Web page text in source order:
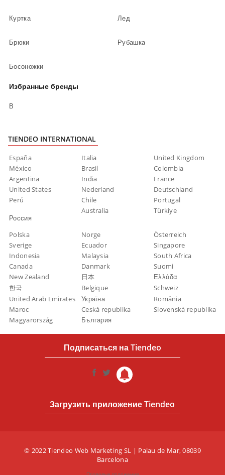
Куртка Лед
Брюки Рубашка
Босоножки
Избранные бренды
В
TIENDEO INTERNATIONAL
España Italia
United Kingdom
México
Brasil
Colombia
Argentina
India
France
United States
Nederland
Deutschland
Perú
Chile
Portugal
Россия
Australia Türkiye
Polska Norge
Österreich
Sverige
Ecuador
Singapore
Indonesia
Malaysia
South Africa
Canada
Danmark
Suomi
New Zealand
日本
Ελλάδα
한국
Belgique
Schweiz
United Arab Emirates
Україна
România
Maroc
Ceská republika
Slovenská republika
Magyarország
България
Подписаться на Tiendeo
Загрузить приложение Tiendeo
© 2022 Tiendeo Web Marketing SL | Palau de Mar, 08039
Barcelona